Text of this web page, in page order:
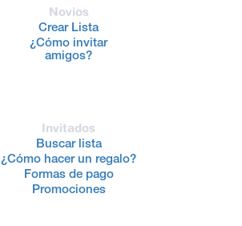
Novios
Crear Lista
¿Cómo invitar
amigos?
Invitados
Buscar lista
¿Cómo hacer un regalo?
Formas de pago
Promociones